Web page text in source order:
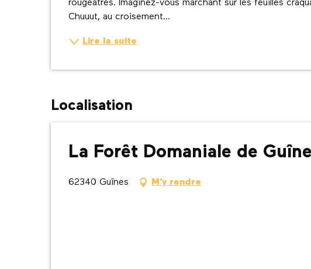
rougeâtres. Imaginez-vous marchant sur les feuilles
Chuuut, au croisement...
Lire la suite
Localisation
La Forêt Domaniale de
62340 Guînes M'y rendre